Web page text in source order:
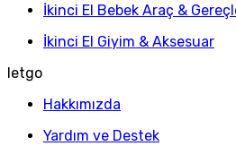
İkinci El Bebek Araç &
İkinci El Giyim & Aksesuar
letgo
Hakkımızda
Yardım ve Destek